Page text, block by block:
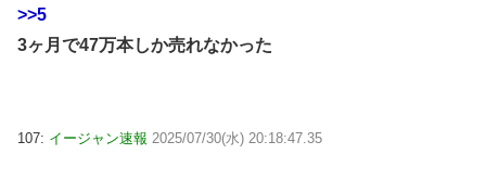
>>5
3ヶ月で47万本しか売れなかった
107: イージャン速報 2025/07/30(水) 20:18:47.35